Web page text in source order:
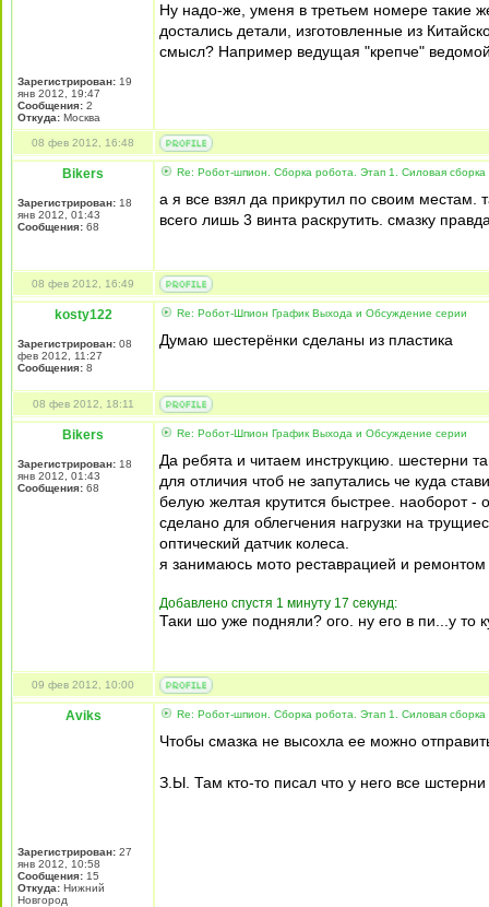
Зарегистрирован: 19
янв 2012, 19:47
Сообщения: 2
Откуда: Москва
Ну надо-же, уменя в третьем номере такие
достались детали, изготовленные из
смысл? Например ведущая "крепче"
08 фев 2012, 16:48
Bikers
Зарегистрирован: 18
янв 2012, 01:43
Сообщения: 68
Re: Робот-шпион. Сборка робота. Этап 1. Силовая сборка
а я все взял да прикрутил по своим
всего лишь 3 винта раскрутить. смазку
08 фев 2012, 16:49
kosty122
Зарегистрирован: 08
фев 2012, 11:27
Сообщения: 8
Re: Робот-Шпион График Выхода и Обсуждение серии
Думаю шестерёнки сделаны из пластика
08 фев 2012, 18:11
Bikers
Зарегистрирован: 18
янв 2012, 01:43
Сообщения: 68
Re: Робот-Шпион График Выхода и Обсуждение серии
Да ребята и читаем инструкцию. шестерни
для отличия чтоб не запутались че куда
белую желтая крутится быстрее. наоборот -
сделано для облегчения нагрузки на
оптический датчик колеса.
я занимаюсь мото реставрацией и
Добавлено спустя 1 минуту 17 секунд:
Таки шо уже подняли? ого. ну его в пи...у то
09 фев 2012, 10:00
Aviks
Зарегистрирован: 27
янв 2012, 10:58
Сообщения: 15
Откуда: Нижний
Новгород
Re: Робот-шпион. Сборка робота. Этап 1. Силовая сборка
Чтобы смазка не высохла ее можно
З.Ы. Там кто-то писал что у него все